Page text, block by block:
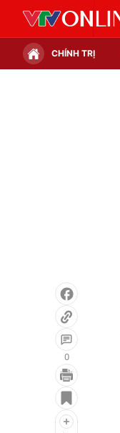
CHÍNH TRỊ
Điện ảnh
0